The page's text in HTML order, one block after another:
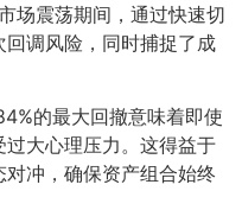
场震荡期间，通过快速切
调风险，同时捕捉了成
的最大回撤意味着即使
大心理压力。这得益于
冲，确保资产组合始终